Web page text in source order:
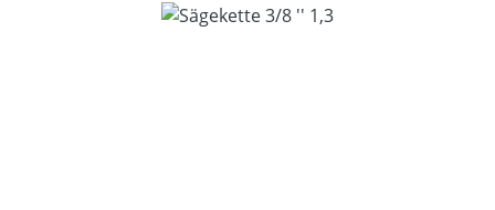
Bildergalerie überspringen